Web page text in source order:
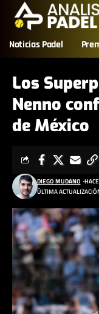
Noticias Padel
Los
Nenno
de México
ÚLTIMA
DIEGO MUDANO